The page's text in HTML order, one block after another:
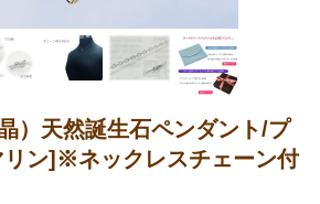
）天然誕生石ペンダント/プ
リン]※ネックレスチェーン付